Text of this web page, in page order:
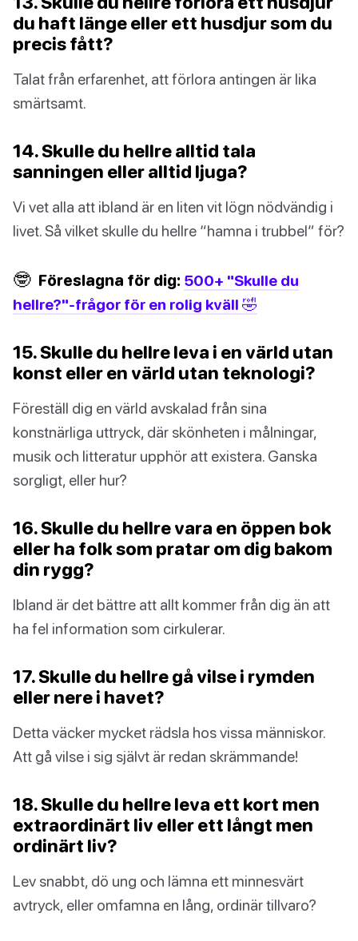
du haft länge eller ett husdjur som du
precis fått?
Talat från erfarenhet, att förlora antingen är lika
smärtsamt.
14. Skulle du hellre alltid tala
sanningen eller alltid ljuga?
Vi vet alla att ibland är en liten vit lögn nödvändig i
livet. Så vilket skulle du hellre “hamna i trubbel” för?
🤓 Föreslagna för dig: 500+ "Skulle du
hellre?"-frågor för en rolig kväll 🤣
15. Skulle du hellre leva i en värld utan
konst eller en värld utan teknologi?
Föreställ dig en värld avskalad från sina
konstnärliga uttryck, där skönheten i målningar,
musik och litteratur upphör att existera. Ganska
sorgligt, eller hur?
16. Skulle du hellre vara en öppen bok
eller ha folk som pratar om dig bakom
din rygg?
Ibland är det bättre att allt kommer från dig än att
ha fel information som cirkulerar.
17. Skulle du hellre gå vilse i rymden
eller nere i havet?
Detta väcker mycket rädsla hos vissa människor.
Att gå vilse i sig självt är redan skrämmande!
18. Skulle du hellre leva ett kort men
extraordinärt liv eller ett långt men
ordinärt liv?
Lev snabbt, dö ung och lämna ett minnesvärt
avtryck, eller omfamna en lång, ordinär tillvaro?